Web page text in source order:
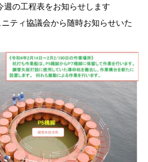
週の工程表をお知らせします
ティ協議会から随時お知らせいた